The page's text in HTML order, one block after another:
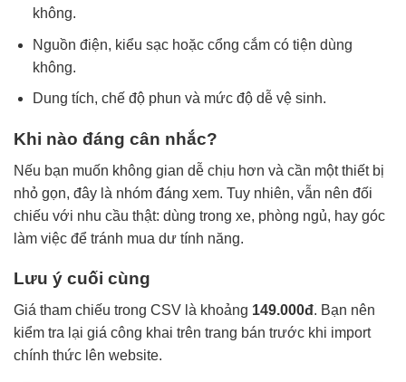
không.
Nguồn điện, kiểu sạc hoặc cổng cắm có tiện dùng
không.
Dung tích, chế độ phun và mức độ dễ vệ sinh.
Khi nào đáng cân nhắc?
Nếu bạn muốn không gian dễ chịu hơn và cần một thiết bị
nhỏ gọn, đây là nhóm đáng xem. Tuy nhiên, vẫn nên đối
chiếu với nhu cầu thật: dùng trong xe, phòng ngủ, hay góc
làm việc để tránh mua dư tính năng.
Lưu ý cuối cùng
Giá tham chiếu trong CSV là khoảng 149.000đ. Bạn nên
kiểm tra lại giá công khai trên trang bán trước khi import
chính thức lên website.